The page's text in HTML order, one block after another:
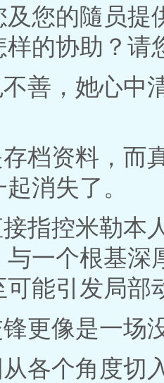
及您的隨员
的协助？请
善，她心中
档资料，而
消失了。
指控米勒本
一个根基深
能引发局部
更像是一场
各个角度切